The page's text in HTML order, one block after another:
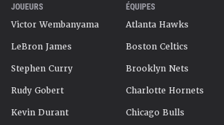
JOUEURS
Victor Wembanyama
LeBron James
Stephen Curry
Rudy Gobert
Kevin Durant
ÉQUIPES
Atlanta Hawks
Boston Celtics
Brooklyn Nets
Charlotte Hornets
Chicago Bulls